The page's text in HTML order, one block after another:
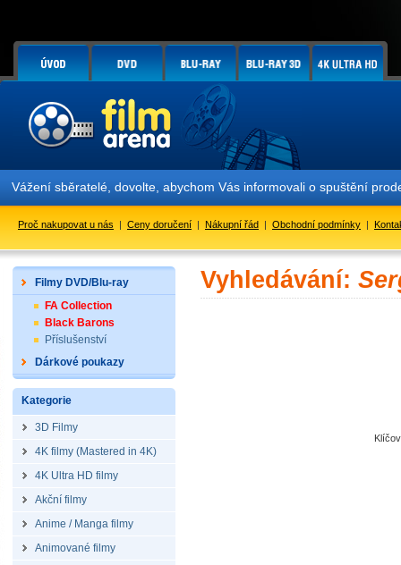
Vážení sběratelé, dovolte, abychom Vás informovali o spuštění
Proč nakupovat u nás | Ceny doručení | Nákupní řád | Obchodní podmínky |
Filmy DVD/Blu-ray
FA Collection
Black Barons
Příslušenství
Dárkové poukazy
Kategorie
3D Filmy
4K filmy (Mastered in 4K)
4K Ultra HD filmy
Akční filmy
Anime / Manga filmy
Animované filmy
Vyhledávání: